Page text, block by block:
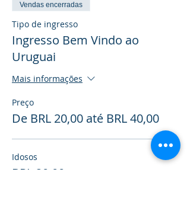
Vendas encerradas
Tipo de ingresso
Ingresso Bem Vindo ao
Uruguai
Mais informações
Preço
De BRL 20,00 até BRL 40,00
Idosos
BRL 20,00